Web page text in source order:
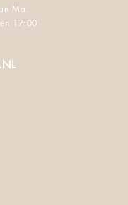
Ma.
17:00